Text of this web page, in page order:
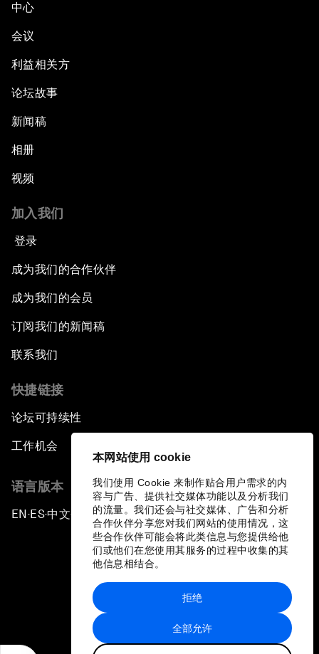
本网站使用 cookie
我们使用 Cookie 来制作贴合用户需求的内
容与广告、提供社交媒体功能以及分析我们
的流量。我们还会与社交媒体、广告和分析
合作伙伴分享您对我们网站的使用情况，这
些合作伙伴可能会将此类信息与您提供给他
们或他们在您使用其服务的过程中收集的其
他信息相结合。
全部允许
拒绝
中心
会议
利益相关方
论坛故事
新闻稿
相册
视频
加入我们
登录
成为我们的合作伙伴
成为我们的会员
订阅我们的新闻稿
联系我们
快捷链接
论坛可持续性
工作机会
语言版本
EN ▪ ES▪中文▪ 日本語
站点地图